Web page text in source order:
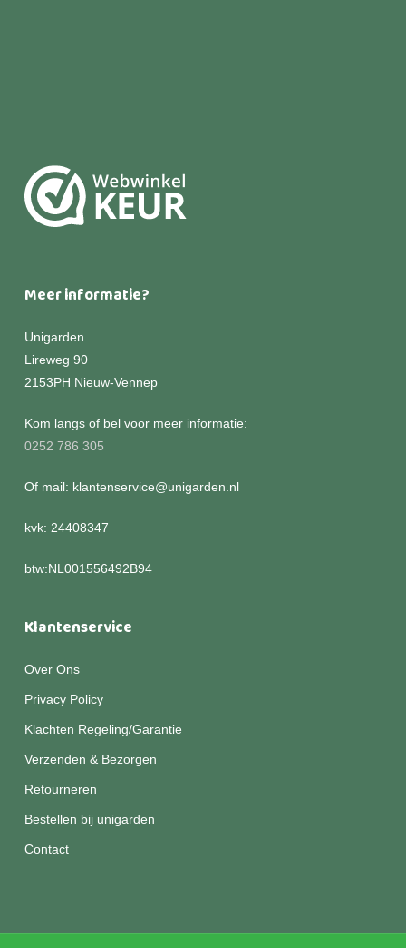
Meer informatie?
Unigarden
Lireweg 90
2153PH Nieuw-Vennep
Kom langs of bel voor meer informatie:
0252 786 305
Of mail: klantenservice@unigarden.nl
kvk: 24408347
btw:NL001556492B94
Klantenservice
Over Ons
Privacy Policy
Klachten Regeling/Garantie
Verzenden & Bezorgen
Retourneren
Bestellen bij unigarden
Contact